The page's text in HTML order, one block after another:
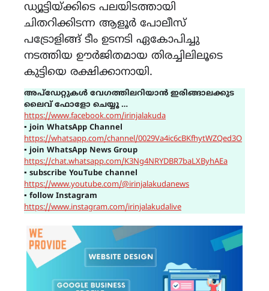
ഡ്യൂട്ടിയ്ക്കിടെ പലയിടത്തായി
ചിതറിക്കിടന്ന ആളൂർ പോലീസ്
പട്രോളിങ്ങ് ടീം ഉടനടി ഏകോപിച്ചു
നടത്തിയ ഊർജിതമായ തിരച്ചിലിലൂടെ
കുട്ടിയെ രക്ഷിക്കാനായി.
അപ്ഡേറ്റുകൾ വേഗത്തിലറിയാൻ ഇരിങ്ങാലക്കുട
ലൈവ് ഫോളോ ചെയ്യൂ …
https://www.facebook.com/irinjalakuda
▪ join WhatsApp Channel
https://whatsapp.com/channel/0029Va4ic6cBKfhytWZQed3O
▪ join WhatsApp News Group
https://chat.whatsapp.com/K3Ng4NRYDBR7baLXByhAEa
▪ subscribe YouTube channel
https://www.youtube.com/@irinjalakudanews
▪ follow Instagram
https://www.instagram.com/irinjalakudalive